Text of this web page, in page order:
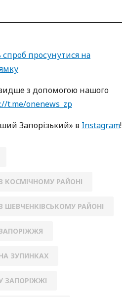
просунутися на
з дoпoмoгoю нaшoгo
t.me/onenews_zp
Зaпoрізький» в Instagram!
КОСМІЧНОМУ РАЙОНІ
ШЕВЧЕНКІВСЬКОМУ РАЙОНІ
ЗУПИНКАХ
ЗАПОРІЖЖІ